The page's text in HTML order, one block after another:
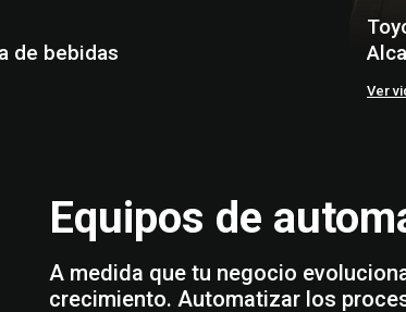
de bebidas
Ver
Equipos de
A medida que tu negocio
crecimiento. Automatizar los